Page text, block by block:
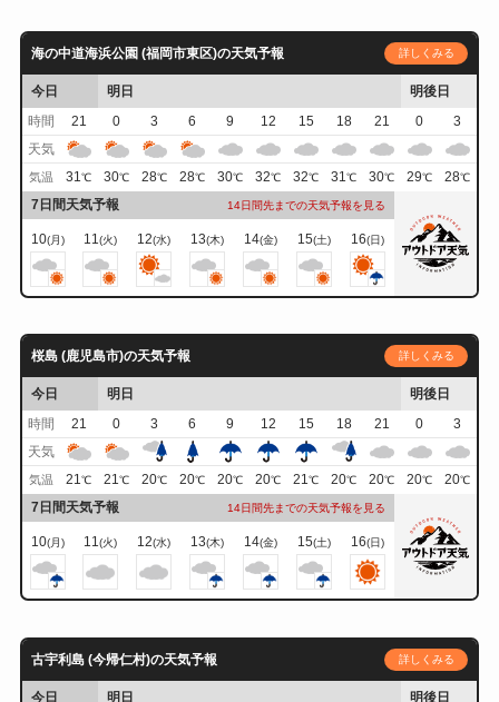
海の中道海浜公園 (福岡市東区)の天気予報 詳しくみる
今日 明日
明後日
時間
21 0 3 6 9 12 15 18 21 0
3
天気
気温 31℃ 30℃ 28℃ 28℃ 30℃ 32℃ 32℃ 31℃ 30℃ 29℃ 28℃
7日間天気予報 14日間先までの天気予報を見る
10(月) 11(火) 12(水) 13(木) 14(金) 15(土) 16(日)
桜島 (鹿児島市)の天気予報 詳しくみる
今日 明日
明後日
時間
21 0 3 6 9 12 15 18 21 0
3
天気
気温 21℃ 21℃ 20℃ 20℃ 20℃ 20℃ 21℃ 20℃ 20℃ 20℃ 20℃
7日間天気予報 14日間先までの天気予報を見る
10(月) 11(火) 12(水) 13(木) 14(金) 15(土) 16(日)
古宇利島 (今帰仁村)の天気予報 詳しくみる
今日 明日
明後日